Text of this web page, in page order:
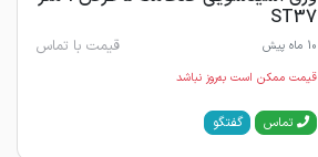
ST37
10 ماه پیش قیمت با تماس
قیمت ممکن است به‌روز نباشد
تماس گفتگو